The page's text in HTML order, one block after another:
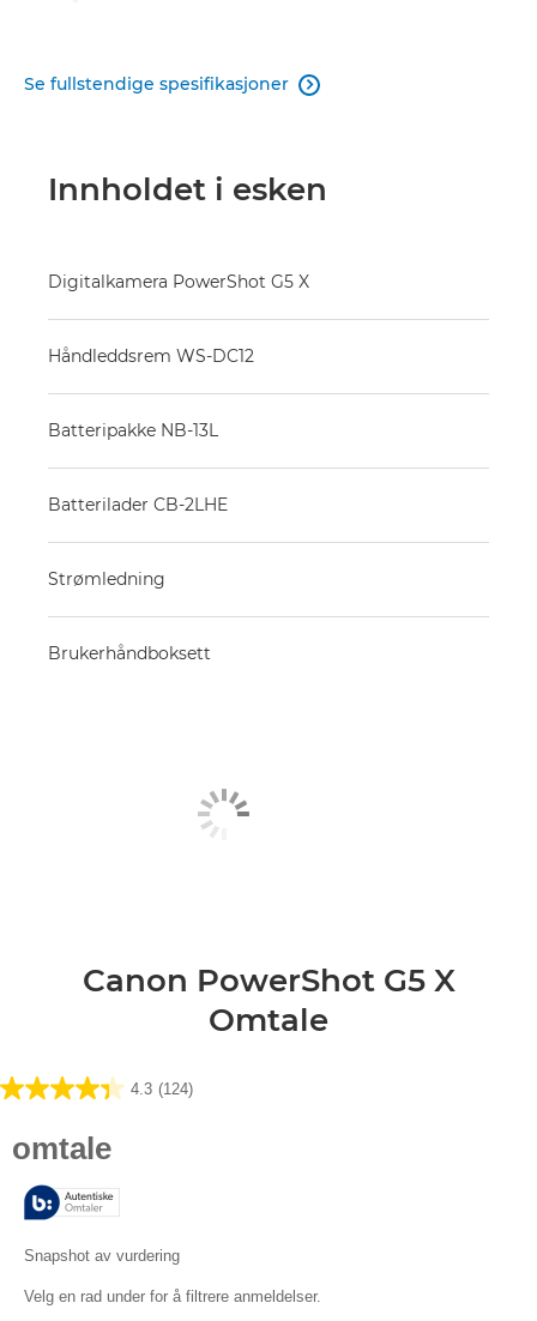
Se fullstendige spesifikasjoner 
Innholdet i esken
Digitalkamera PowerShot G5 X
Håndleddsrem WS-DC12
Batteripakke NB-13L
Batterilader CB-2LHE
Strømledning
Brukerhåndboksett
Canon PowerShot G5 X
Omtale
4.3 (124)
4.3
124
omtaler